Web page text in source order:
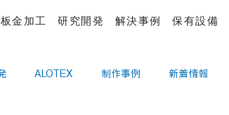
板金加工 研究開発 解決事例 保有設備
ALOTEX 制作事例 新着情報